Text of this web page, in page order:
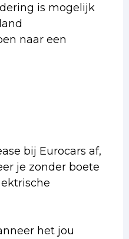
is mogelijk
naar een
bij Eurocars af,
je zonder boete
het jou